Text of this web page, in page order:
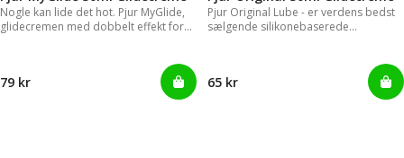
Nogle kan lide det hot. Pjur MyGlide,
glidecremen med dobbelt effekt for
79 kr
Pjur Original Lube - er verdens bedst
sælgende silikonebaserede
65 kr